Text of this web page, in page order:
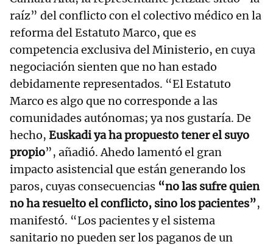
raíz” del conflicto con el colectivo médico en la
reforma del Estatuto Marco, que es
competencia exclusiva del Ministerio, en cuya
negociación sienten que no han estado
debidamente representados. “El Estatuto
Marco es algo que no corresponde a las
comunidades autónomas; ya nos gustaría. De
hecho, Euskadi ya ha propuesto tener el suyo
propio”, añadió. Ahedo lamentó el gran
impacto asistencial que están generando los
paros, cuyas consecuencias “no las sufre quien
no ha resuelto el conflicto, sino los pacientes”,
manifestó. “Los pacientes y el sistema
sanitario no pueden ser los paganos de un